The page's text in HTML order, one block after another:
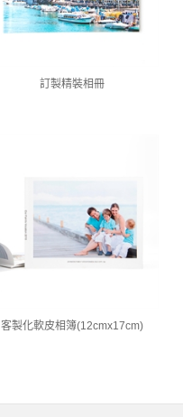
訂製精裝相冊
客製化軟皮相簿(12cmx17cm)